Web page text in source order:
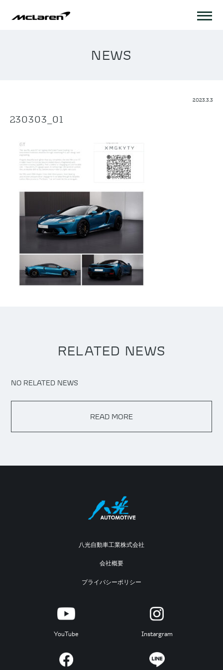
NEWS
2023.3.3
230303_01
RELATED NEWS
NO RELATED NEWS
READ MORE
八光自動車工業株式会社
会社概要
プライバシーポリシー
YouTube Instargram